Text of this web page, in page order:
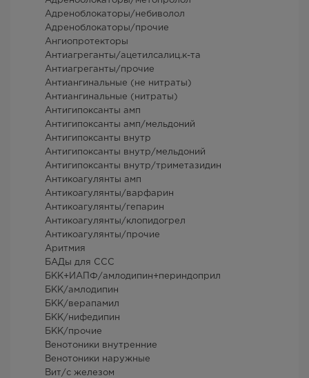
Адреноблокаторы/небиволол
Адреноблокаторы/прочие
Ангиопротекторы
Антиагреганты/ацетилсалиц.к-та
Антиагреганты/прочие
Антиангинальные (не нитраты)
Антиангинальные (нитраты)
Антигипоксанты амп
Антигипоксанты амп/мельдоний
Антигипоксанты внутр
Антигипоксанты внутр/мельдоний
Антигипоксанты внутр/триметазидин
Антикоагулянты амп
Антикоагулянты/варфарин
Антикоагулянты/гепарин
Антикоагулянты/клопидогрел
Антикоагулянты/прочие
Аритмия
БАДы для ССС
БКК+ИАПФ/амлодипин+периндоприл
БКК/амлодипин
БКК/верапамил
БКК/нифедипин
БКК/прочие
Венотоники внутренние
Венотоники наружные
Вит/с железом